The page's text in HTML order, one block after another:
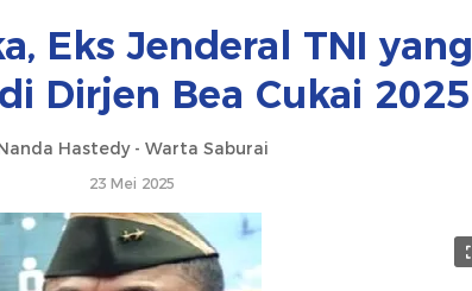
Eks Jenderal TNI yang
Dirjen Bea Cukai 2025
Hastedy - Warta Saburai
23 Mei 2025